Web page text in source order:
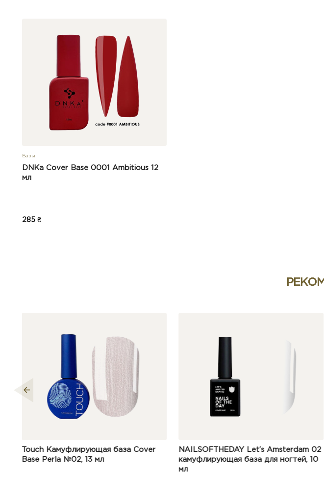
Базы
DNKa Cover Base 0001 Ambitious 12
мл
285 ₴
NAILSOFTHEDAY Let’s Amsterdam 02
камуфлирующая база для ногтей, 10
NAILSOFTHEDAY Rubber base
каучуковая база для ногтей, 10 мл